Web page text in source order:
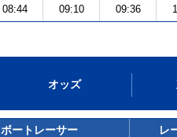
08:44 09:10 09:36
オッズ
ボートレーサー レ